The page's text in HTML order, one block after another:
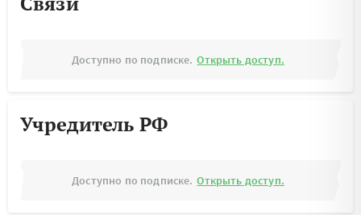
Доступно по подписке. Открыть доступ.
Учредитель РФ
Доступно по подписке. Открыть доступ.